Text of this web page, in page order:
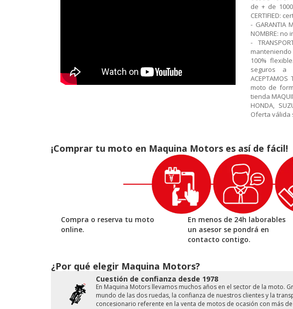
de + de
CERTIFIED:
- GARANTIA
NOMBRE:
-
100%
seguros a
moto de
tienda
HONDA,
Oferta válida
¡Comprar tu moto en Maquina Motors es así de fácil!
Compra o reserva tu moto
online.
En menos de 24h laborables
un asesor se pondrá en
contacto contigo.
¿Por qué elegir Maquina Motors?
Cuestión de conﬁanza desde 1978
En Maquina Motors llevamos muchos años en el sector de la moto.
mundo de las dos ruedas, la conﬁanza de nuestros clientes y la
concesionario referente en la venta de motos de ocasión con más